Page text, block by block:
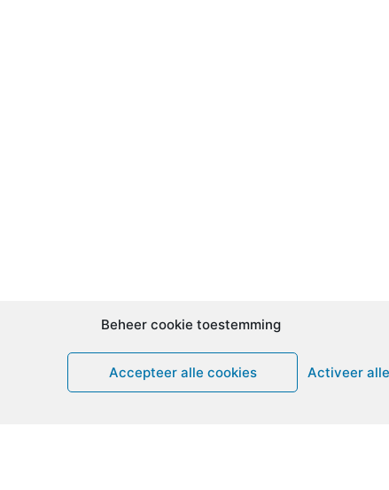
Beheer cookie toestemming
Accepteer alle cookies Activeer